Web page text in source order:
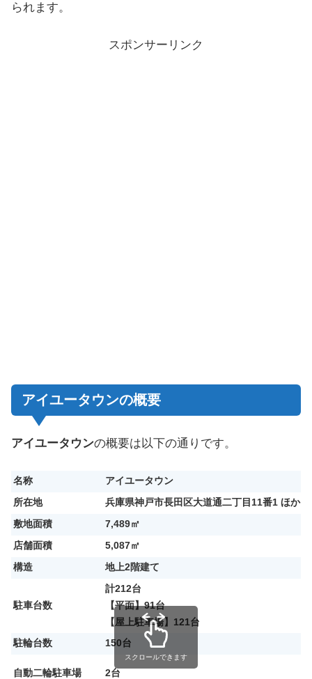
られます。
スポンサーリンク
アイユータウンの概要
アイユータウンの概要は以下の通りです。
名称 アイユータウン
所在地 兵庫県神戸市長田区大道通二丁目11番1 ほか
敷地面積 7,489㎡
店舗面積 5,087㎡
構造 地上2階建て
駐車台数
計212台
【平面】91台
【屋上駐車場】121台
駐輪台数
150台
自動二輪駐車場 2台
スクロールできます